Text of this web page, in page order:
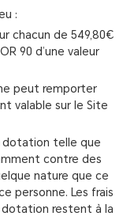
:
chacun de 549,80€
90 d’une valeur
peut remporter
valable sur le Site
dotation telle que
contre des
nature que ce
personne. Les frais
dotation restent à la